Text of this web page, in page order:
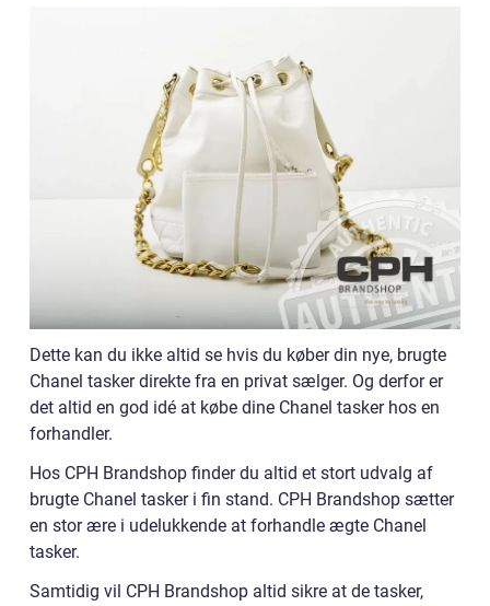
Dette kan du ikke altid se hvis du køber din nye, brugte
Chanel tasker direkte fra en privat sælger. Og derfor er
det altid en god idé at købe dine Chanel tasker hos en
forhandler.
Hos CPH Brandshop finder du altid et stort udvalg af
brugte Chanel tasker i fin stand. CPH Brandshop sætter
en stor ære i udelukkende at forhandle ægte Chanel
tasker.
Samtidig vil CPH Brandshop altid sikre at de tasker,